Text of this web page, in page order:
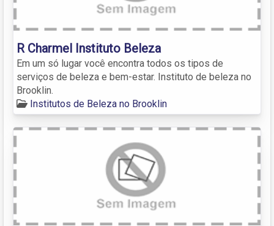
R Charmel Instituto Beleza
Em um só lugar você encontra todos os tipos de
serviços de beleza e bem-estar. Instituto de beleza no
Brooklin.
Institutos de Beleza no Brooklin